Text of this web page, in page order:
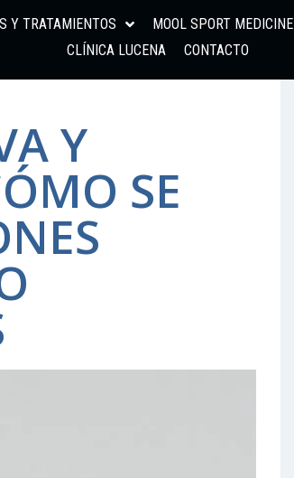
Y TRATAMIENTOS MOOL SPORT MEDICINE
CLÍNICA LUCENA
CONTACTO
Y
SE